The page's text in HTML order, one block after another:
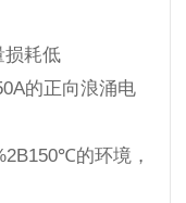
损耗低
的正向浪涌电
的环境，